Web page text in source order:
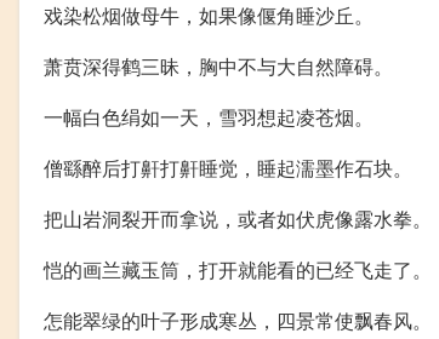
戏染松烟做母牛，如果像偃角睡沙丘。
萧贲深得鹤三昧，胸中不与大自然障碍。
一幅白色绢如一天，雪羽想起凌苍烟。
僧繇醉后打鼾打鼾睡觉，睡起濡墨作石块。
把山岩洞裂开而拿说，或者如伏虎像露水拳。
恺的画兰藏玉筒，打开就能看的已经飞走了。
怎能翠绿的叶子形成寒丛，四景常使飘春风。